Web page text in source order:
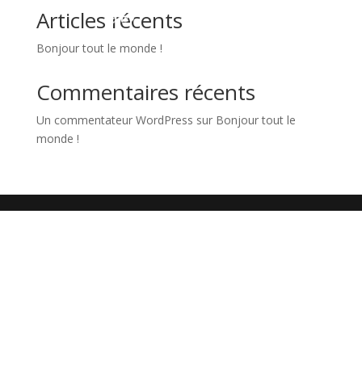
Articles récents
Bonjour tout le monde !
Commentaires récents
Un commentateur WordPress sur Bonjour tout le
monde !